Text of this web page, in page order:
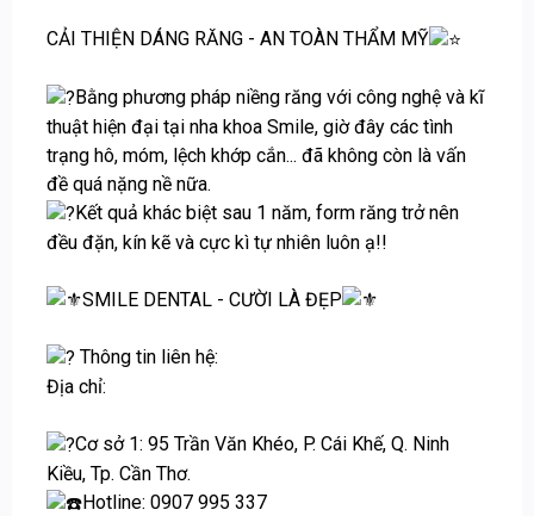
CẢI THIỆN DÁNG RĂNG - AN TOÀN THẨM MỸ
Bằng phương pháp niềng răng với công nghệ và kĩ
thuật hiện đại tại nha khoa Smile, giờ đây các tình
trạng hô, móm, lệch khớp cắn... đã không còn là vấn
đề quá nặng nề nữa.
Kết quả khác biệt sau 1 năm, form răng trở nên
đều đặn, kín kẽ và cực kì tự nhiên luôn ạ!!
SMILE DENTAL - CƯỜI LÀ ĐẸP
Thông tin liên hệ:
Địa chỉ:
Cơ sở 1: 95 Trần Văn Khéo, P. Cái Khế, Q. Ninh
Kiều, Tp. Cần Thơ.
Hotline: 0907 995 337